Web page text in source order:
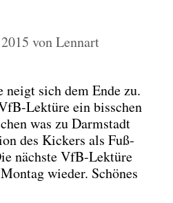
vonLennart
neigt sich dem Ende zu.
Lek­tü­re ein biss­chen
was zu Darm­stadt
des Kickers als Fuß­
nächs­te VfB-Lek­tü­re
wie­der. Schö­nes